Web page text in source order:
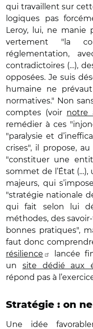
qui travaillent sur
logiques pas
Leroy, lui, ne manie
vertement "la
réglementation,
contradictoires (…),
opposées. Je suis
humaine ne
normatives." Non
comptes (voir notre
remédier à ces
"paralysie et
crises", il propose,
"constituer une
sommet de l’État
majeurs, qui
"stratégie nationale
qui fait selon lui
méthodes, des
bonnes pratiques",
faut donc
résilience
lancée
un site dédié aux
répond pas à
Stratégie : on
Une idée